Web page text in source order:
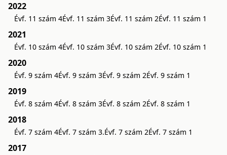
2022
Évf. 11 szám 4Évf. 11 szám 3Évf. 11 szám 2Évf. 11 szám 1
2021
Évf. 10 szám 4Évf. 10 szám 3Évf. 10 szám 2Évf. 10 szám 1
2020
Évf. 9 szám 4Évf. 9 szám 3Évf. 9 szám 2Évf. 9 szám 1
2019
Évf. 8 szám 4Évf. 8 szám 3Évf. 8 szám 2Évf. 8 szám 1
2018
Évf. 7 szám 4Évf. 7 szám 3.Évf. 7 szám 2Évf. 7 szám 1
2017